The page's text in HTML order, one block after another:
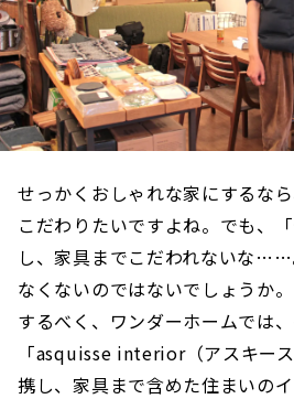
せっかくおしゃれな家にするな
こだわりたいですよね。でも、
し、家具までこだわれないな
なくないのではないでしょうか
するべく、ワンダーホームでは
「asquisse interior（アスキー
携し、家具まで含めた住まいの